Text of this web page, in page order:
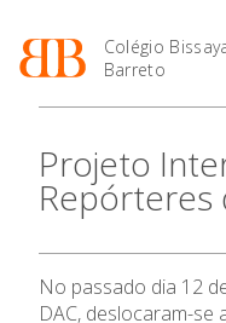
Colégio
Barreto
Projeto Educativo
Organização
Colaboradores Não
Docentes
Enriquecimento Curricular
Oferta Curricular
Sala de Estudo
Profissionais
Matrículas
Termalismo
2027
Calendários
de Educação
Projeto
Repórteres
No passado dia 12
DAC, deslocaram-se